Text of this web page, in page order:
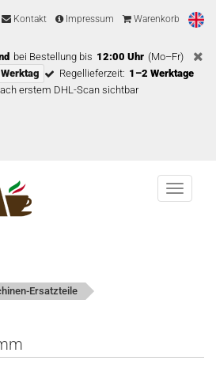
Kontakt Impressum Warenkorb
bei Bestellung bis 12:00 Uhr (Mo–Fr)
Regellieferzeit: 1–2 Werktage
erstem DHL-Scan sichtbar
Menu
Ersatzteile